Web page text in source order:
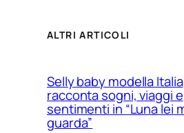
ALTRI ARTICOLI
Selly baby modella Italia
racconta sogni, viaggi e
sentimenti in “Luna lei
guarda”